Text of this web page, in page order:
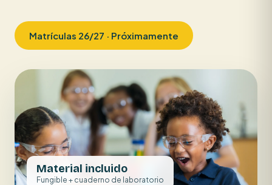
Matrículas 26/27 · Próximamente
Material incluido
Fungible + cuaderno de laboratorio